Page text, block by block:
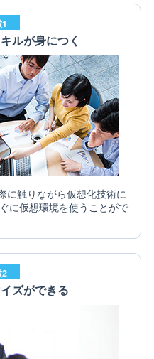
ルが身につく
に触りながら仮想化技術に
に仮想環境を使うことがで
ズができる